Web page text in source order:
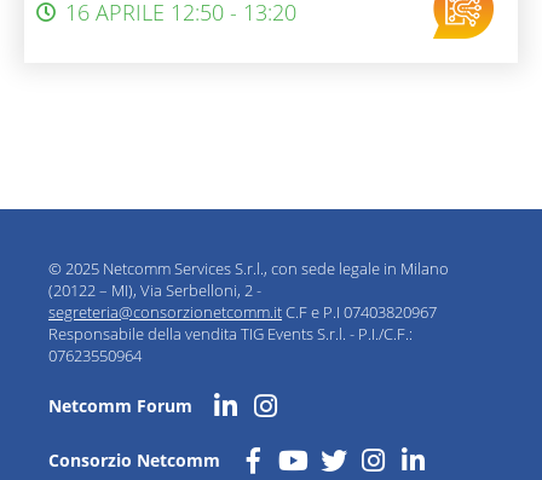
16 APRILE 12:50 - 13:20
© 2025 Netcomm Services S.r.l., con sede legale in Milano
(20122 – MI), Via Serbelloni, 2 -
segreteria@consorzionetcomm.itC.F e P.I 07403820967
Responsabile della vendita TIG Events S.r.l. - P.I./C.F.:
07623550964
Netcomm Forum
Consorzio Netcomm